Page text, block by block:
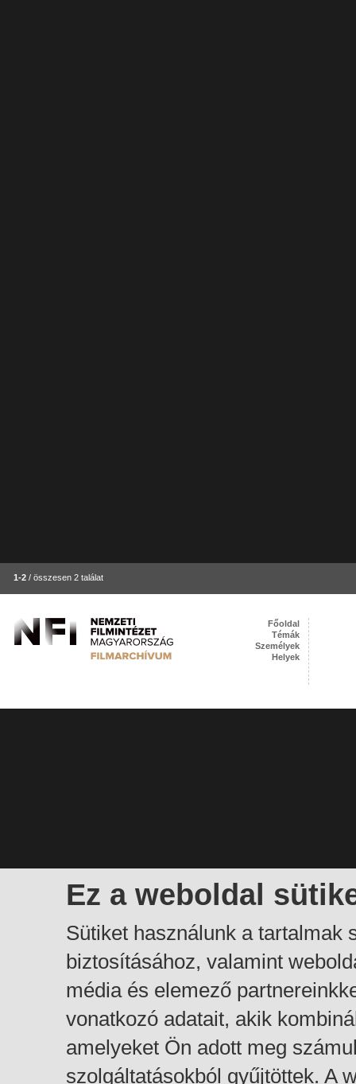
1-2 / összesen 2 találat
Ez a weboldal
Sütiket használunk a tartalmak
biztosításához, valamint
média és elemező
vonatkozó adatait, akik
amelyeket Ön adott meg
szolgáltatásokból gyűjtöttek. A
Főoldal
Témák
Személyek
Helyek